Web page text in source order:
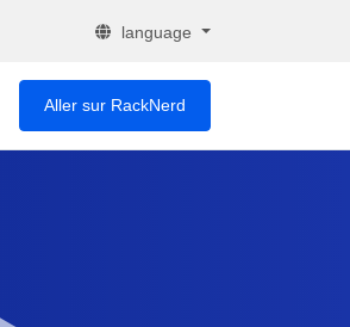
language
Aller sur RackNerd